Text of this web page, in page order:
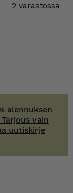
2 varastossa
alennuksen
vain
uutiskirje